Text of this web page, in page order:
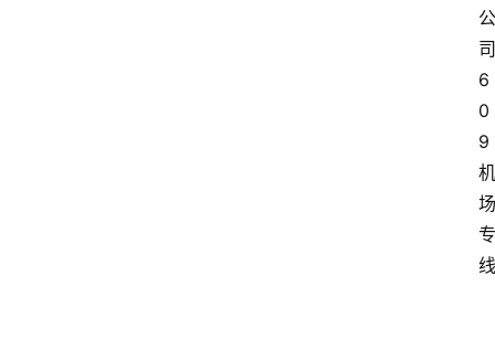
公
司
6
0
9
机
场
专
线